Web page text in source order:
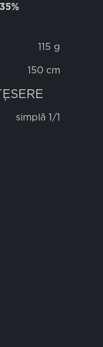
35%
115 g
150 cm
simplă 1/1